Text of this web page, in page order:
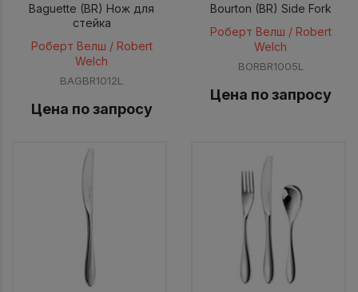
Baguette (BR) Нож для
стейка
Роберт Велш / Robert
Welch
BAGBR1012L
Цена по запросу
Bourton (BR) Side Fork
Роберт Велш / Robert
Welch
BORBR1005L
Цена по запросу